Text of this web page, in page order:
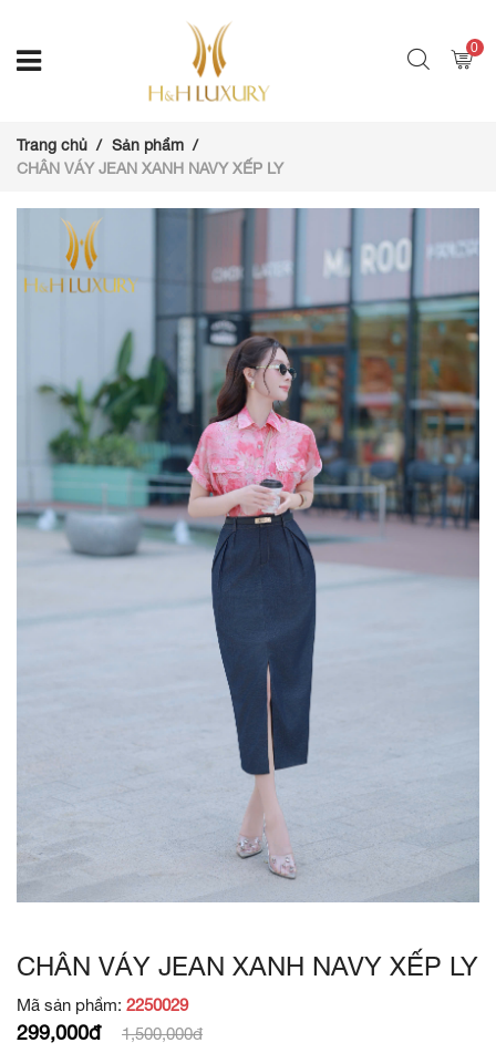
0
Trang chủ
Sản phẩm
CHÂN VÁY JEAN XANH NAVY XẾP LY
CHÂN VÁY JEAN XANH NAVY XẾP LY
Mã sản phẩm: 2250029
299,000đ 1,500,000đ